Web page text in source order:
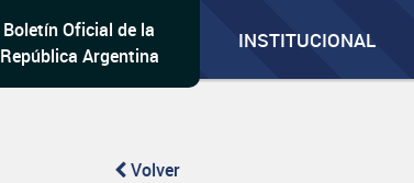
Boletín Oficial de la
República Argentina
INSTITUCIONAL
Volver